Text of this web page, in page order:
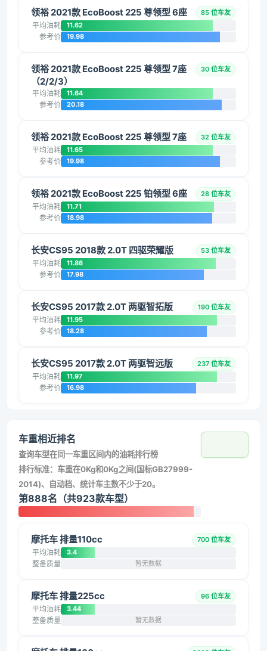
领裕 2021款 EcoBoost 225 尊领型 6座 85 位车友
平均油耗 11.62
参考价 19.98
领裕 2021款 EcoBoost 225 尊领型 7座
（2/2/3）
30 位车友
平均油耗 11.64
参考价 20.18
领裕 2021款 EcoBoost 225 尊领型 7座 32 位车友
平均油耗 11.65
参考价 19.98
领裕 2021款 EcoBoost 225 铂领型 6座 28 位车友
平均油耗 11.71
参考价 18.98
长安CS95 2018款 2.0T 四驱荣耀版 53 位车友
平均油耗 11.86
参考价 17.98
长安CS95 2017款 2.0T 两驱智拓版 190 位车友
平均油耗 11.95
参考价 18.28
长安CS95 2017款 2.0T 两驱智远版 237 位车友
平均油耗 11.97
参考价 16.98
车重相近排名
查询车型在同一车重区间内的油耗排行榜
排行标准：车重在0Kg和0Kg之间(国标GB27999-
2014)、自动档、统计车主数不少于20。
第888名（共923款车型）
摩托车 排量110cc 700 位车友
平均油耗 3.4
整备质量 暂无数据
摩托车 排量225cc 96 位车友
平均油耗 3.44
整备质量 暂无数据